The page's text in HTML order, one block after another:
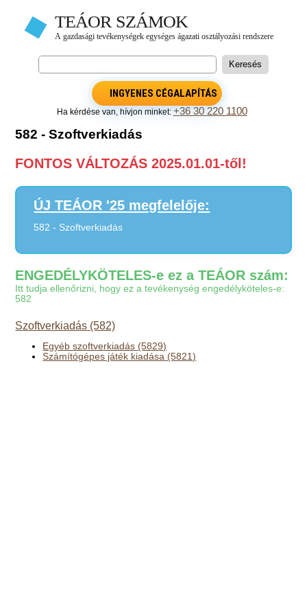
INGYENES CÉGALAPÍTÁS
Ha kérdése van, hívjon minket: +36 30 220 1100
582 - Szoftverkiadás
FONTOS VÁLTOZÁS 2025.01.01-től!
ÚJ TEÁOR '25 megfelelője:
582 - Szoftverkiadás
ENGEDÉLYKÖTELES-e ez a TEÁOR szám:
Itt tudja ellenőrizni, hogy ez a tevékenység engedélyköteles-e:
582
Szoftverkiadás (582)
Egyéb szoftverkiadás (5829)
Számítógépes játék kiadása (5821)